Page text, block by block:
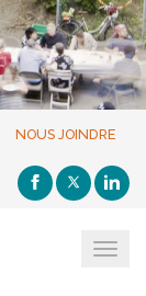
NOUS JOINDRE